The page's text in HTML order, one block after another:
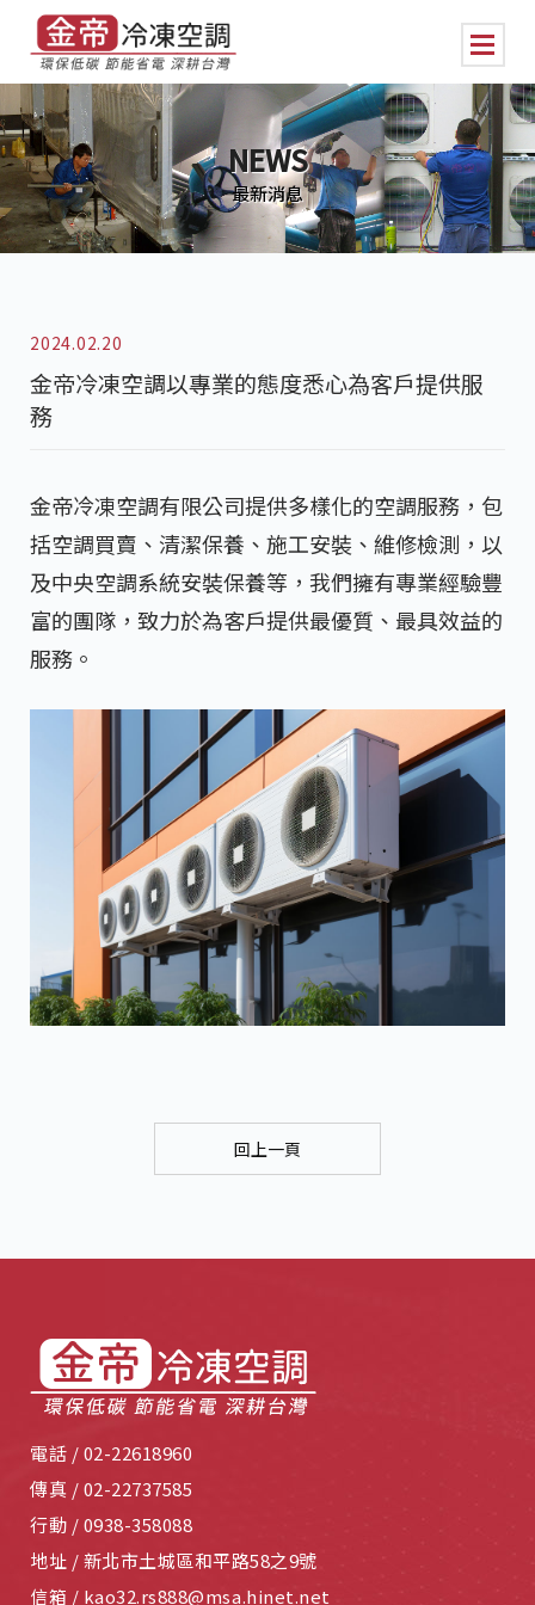
NEWS
最新消息
2024.02.20
金帝冷凍空調以專業的態度悉心為客戶提供服
務
金帝冷凍空調有限公司提供多樣化的空調服務，包
括空調買賣、清潔保養、施工安裝、維修檢測，以
及中央空調系統安裝保養等，我們擁有專業經驗豐
富的團隊，致力於為客戶提供最優質、最具效益的
服務。
回上一頁
電話 /02-22618960
傳真 /02-22737585
行動 /0938-358088
地址 /新北市土城區和平路58之9號
信箱 / kao32.rs888@msa.hinet.net